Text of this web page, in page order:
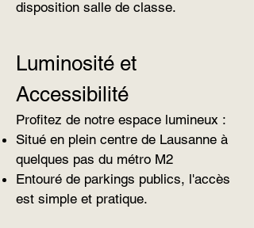
disposition salle de classe.
Luminosité et
Accessibilité
Profitez de notre espace lumineux :
Situé en plein centre de Lausanne à
quelques pas du métro M2
Entouré de parkings publics, l'accès
est simple et pratique.